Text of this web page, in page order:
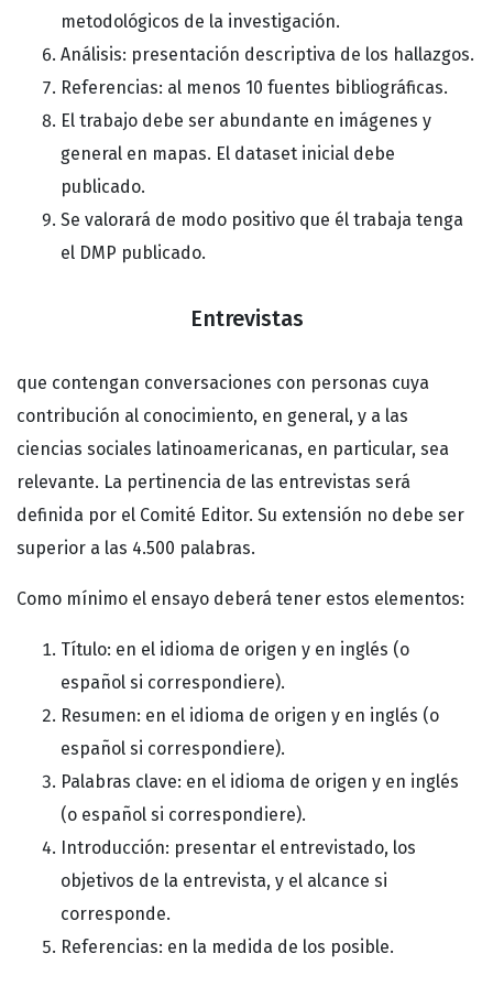
metodológicos de la investigación.
Análisis: presentación descriptiva de los hallazgos.
Referencias: al menos 10 fuentes bibliográficas.
El trabajo debe ser abundante en imágenes y
general en mapas. El dataset inicial debe
publicado.
Se valorará de modo positivo que él trabaja tenga
el DMP publicado.
Entrevistas
que contengan conversaciones con personas cuya
contribución al conocimiento, en general, y a las
ciencias sociales latinoamericanas, en particular, sea
relevante. La pertinencia de las entrevistas será
definida por el Comité Editor. Su extensión no debe ser
superior a las 4.500 palabras.
Como mínimo el ensayo deberá tener estos elementos:
Título: en el idioma de origen y en inglés (o
español si correspondiere).
Resumen: en el idioma de origen y en inglés (o
español si correspondiere).
Palabras clave: en el idioma de origen y en inglés
(o español si correspondiere).
Introducción: presentar el entrevistado, los
objetivos de la entrevista, y el alcance si
corresponde.
Referencias: en la medida de los posible.